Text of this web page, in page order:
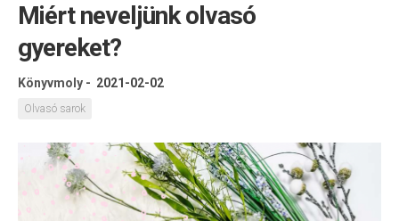
Kapcsolat
Olvasó sarok
Könyveim
Rólam
Miért neveljünk olvasó
gyereket?
Könyvmoly - 2021-02-02
Olvasó sarok